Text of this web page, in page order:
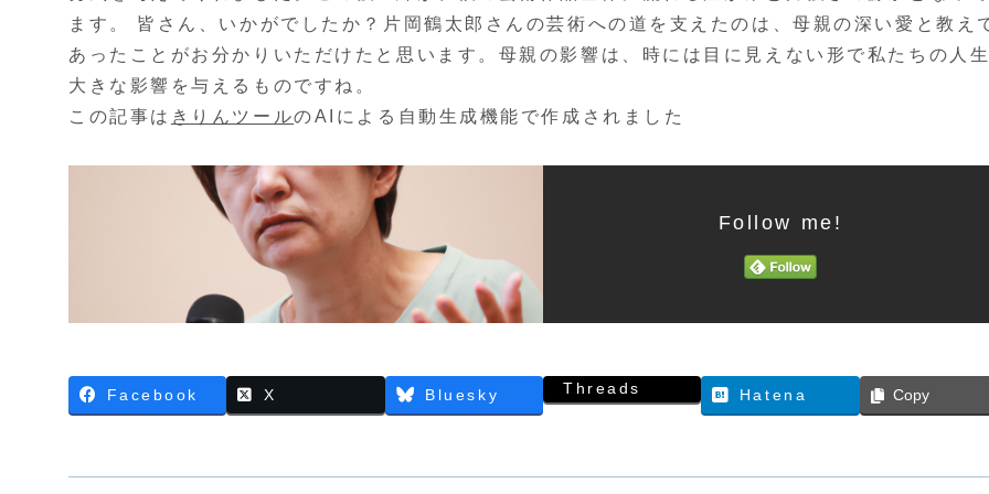
ます。 皆さん、いかがでしたか？片岡鶴太郎さんの芸術への道を支えたのは、母親の深い愛と教え
あったことがお分かりいただけたと思います。母親の影響は、時には目に見えない形で私たちの人
大きな影響を与えるものですね。
この記事は きりんツールのAIによる自動生成機能で作成されました
Follow me!
Facebook X Bluesky Threads Hatena Copy